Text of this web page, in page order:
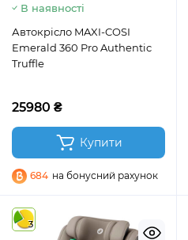
В наявності
Автокрісло MAXI-COSI
Emerald 360 Pro Authentic
Truffle
25980 ₴
Купити
684 на бонусний рахунок
3